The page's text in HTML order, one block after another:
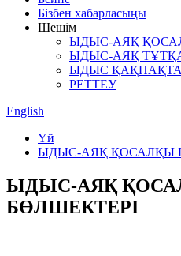
Бізбен хабарласыңы
Шешім
ЫДЫС-АЯҚ
ЫДЫС-АЯҚ
ЫДЫС
РЕТТЕУ
English
Үй
ЫДЫС-АЯҚ ҚОСАЛҚЫ
ЫДЫС-АЯҚ
БӨЛШЕКТЕРІ